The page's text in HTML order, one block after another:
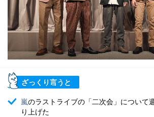
ざっくり言うと
嵐のラストライブの「二次会」について
り上げた